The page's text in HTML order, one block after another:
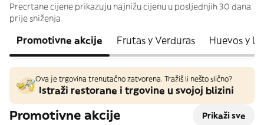
Precrtane cijene prikazuju najnižu cijenu u posljednjih 30 dana
prije sniženja
Promotivne akcije Frutas y Verduras Huevos y
Ova je trgovina trenutačno zatvorena. Tražiš li nešto slično?
Istraži restorane i trgovine u svojoj blizini
Promotivne akcije Prikaži sve